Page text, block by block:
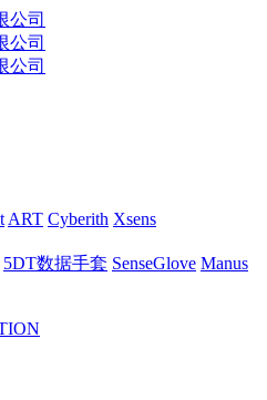
ART Cyberith Xsens
5DT数据手套 SenseGlove Manus